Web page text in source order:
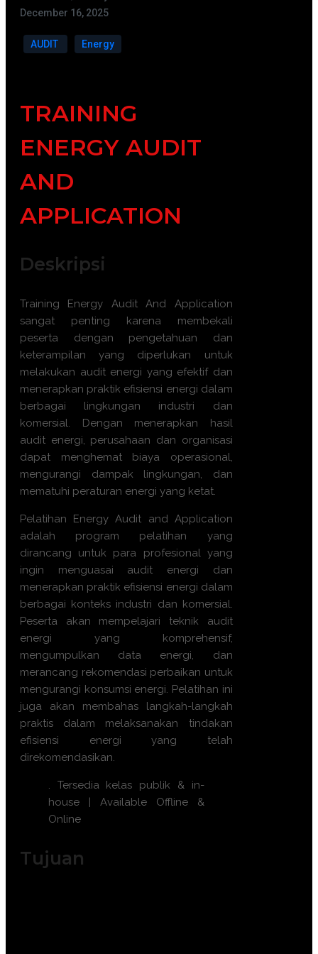
December 16, 2025
AUDIT Energy
TRAINING
ENERGY AUDIT
AND
APPLICATION
Deskripsi
Training Energy Audit And Application
sangat penting karena membekali
peserta dengan pengetahuan dan
keterampilan yang diperlukan untuk
melakukan audit energi yang efektif dan
menerapkan praktik efisiensi energi dalam
berbagai lingkungan industri dan
komersial. Dengan menerapkan hasil
audit energi, perusahaan dan organisasi
dapat menghemat biaya operasional,
mengurangi dampak lingkungan, dan
mematuhi peraturan energi yang ketat.
Pelatihan Energy Audit and Application
adalah program pelatihan yang
dirancang untuk para profesional yang
ingin menguasai audit energi dan
menerapkan praktik efisiensi energi dalam
berbagai konteks industri dan komersial.
Peserta akan mempelajari teknik audit
energi yang komprehensif,
mengumpulkan data energi, dan
merancang rekomendasi perbaikan untuk
mengurangi konsumsi energi. Pelatihan ini
juga akan membahas langkah-langkah
praktis dalam melaksanakan tindakan
efisiensi energi yang telah
direkomendasikan.
. Tersedia kelas publik & in-
house | Available Offline &
Online
Tujuan